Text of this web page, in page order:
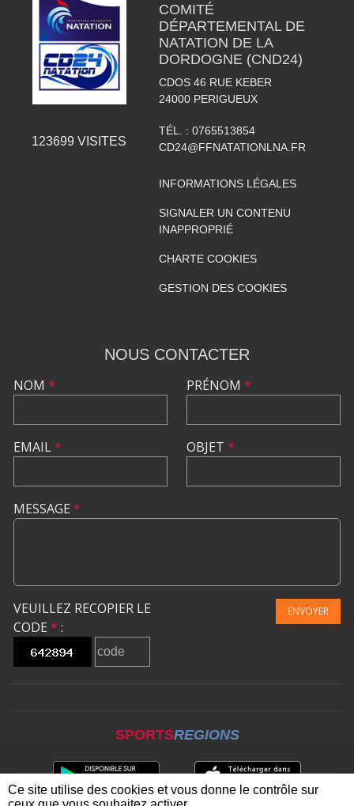
123699 VISITES
COMITÉ
DÉPARTEMENTAL DE
NATATION DE LA
DORDOGNE (CND24)
CDOS 46 RUE KEBER
24000 PERIGUEUX
TÉL. : 0765513854
CD24@FFNATATIONLNA.FR
INFORMATIONS LÉGALES
SIGNALER UN CONTENU
INAPPROPRIÉ
CHARTE COOKIES
GESTION DES COOKIES
NOUS CONTACTER
NOM *
EMAIL*
PRÉNOM *
OBJET *
MESSAGE *
VEUILLEZ RECOPIER LE
CODE * :
ENVOYER
SPORTSREGIONS
Ce site utilise des cookies et vous donne le contrôle sur